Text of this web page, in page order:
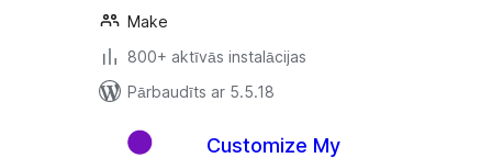
Make
800+ aktīvās instalācijas
Pārbaudīts ar 5.5.18
Customize My